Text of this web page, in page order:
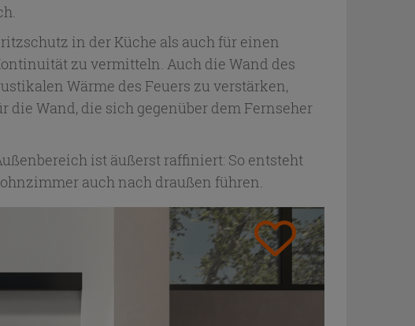
in der Küche als auch für einen
zu vermitteln. Auch die Wand des
Wärme des Feuers zu verstärken,
Wand, die sich gegenüber dem Fernseher
ist äußerst raffiniert: So entsteht
auch nach draußen führen.